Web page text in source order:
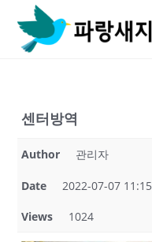
content
센터방역
Author 관리자
Date 2022-07-07 11:15
Views 1024